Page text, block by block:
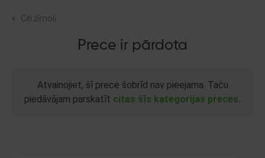
Citi zīmoli
Prece ir pārdota
Atvainojiet, šī prece šobrīd nav pieejama. Taču
piedāvājam parskatīt citas šīs kategorijas preces.